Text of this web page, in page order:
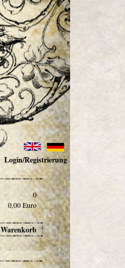
Login/Registrierung
0
0,00Euro
Warenkorb